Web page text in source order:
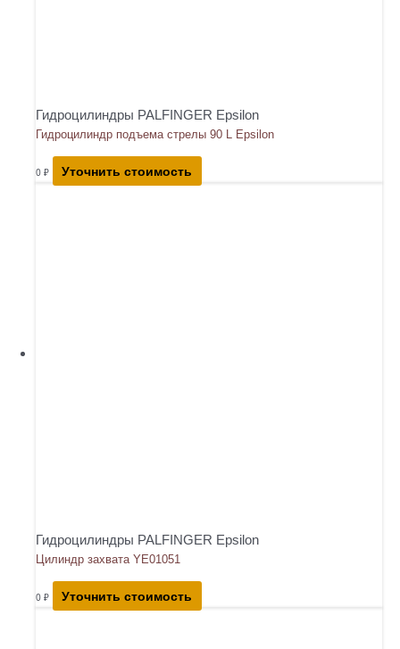
Гидроцилиндры PALFINGER Epsilon
Гидроцилиндр подъема стрелы 90 L Epsilon
0 ₽ Уточнить стоимость
Гидроцилиндры PALFINGER Epsilon
Цилиндр захвата YE01051
0 ₽ Уточнить стоимость